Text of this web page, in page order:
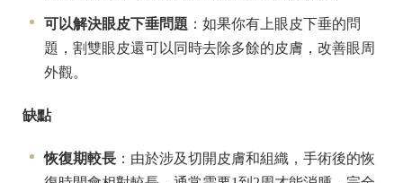
可以解決眼皮下垂問題 ：如果你有上眼皮下垂的問
題，割雙眼皮還可以同時去除多餘的皮膚，改善眼周
外觀。
缺點
恢復期較長 ：由於涉及切開皮膚和組織，手術後的恢